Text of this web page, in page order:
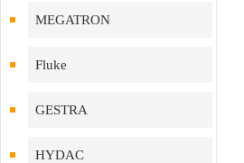
MEGATRON
Fluke
GESTRA
HYDAC